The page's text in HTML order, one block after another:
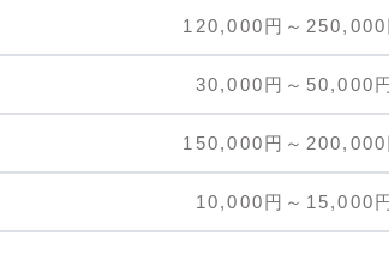
120,000円～250,000
30,000円～50,000
150,000円～200,000
10,000円～15,000